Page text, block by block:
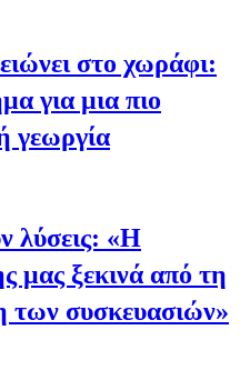
στο χωράφι:
για μια πιο
γεωργία
λύσεις: «Η
μας ξεκινά από τη
των συσκευασιών»